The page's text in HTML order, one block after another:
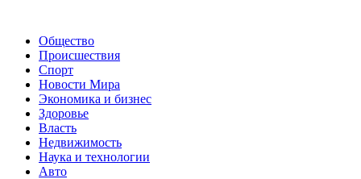
Общество
Происшествия
Спорт
Новости Мира
Экономика и бизнес
Здоровье
Власть
Недвижимость
Наука и технологии
Авто